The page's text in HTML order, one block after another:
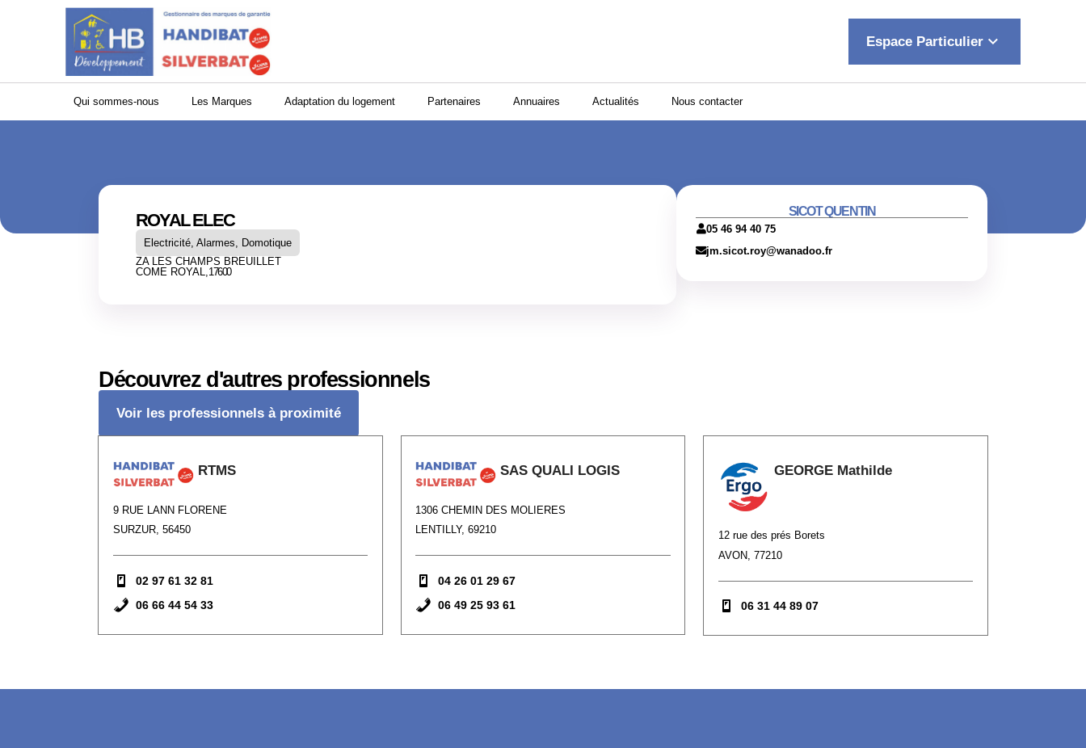
Panneau de gestion des cookies
Espace Particulier keyboard_arrow_down
Qui sommes-nous Les Marques Adaptation du logement Partenaires Annuaires Actualités Nous contacter
ROYAL ELEC
Electricité, Alarmes, Domotique
ZA LES CHAMPS BREUILLET
COME ROYAL,17600
SICOT QUENTIN
05 46 94 40 75
jm.sicot.roy@wanadoo.fr
Découvrez d'autres professionnels
Voir les professionnels à proximité
RTMS
9 RUE LANN FLORENE
SURZUR, 56450
02 97 61 32 81
06 66 44 54 33
SAS QUALI LOGIS
1306 CHEMIN DES MOLIERES
LENTILLY, 69210
04 26 01 29 67
06 49 25 93 61
GEORGE Mathilde
12 rue des prés Borets
AVON, 77210
06 31 44 89 07